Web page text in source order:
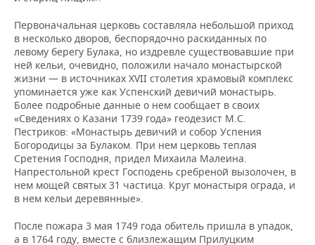
Первоначальная церковь составляла небольшой приход
в несколько дворов, беспорядочно раскиданных по
левому берегу Булака, но издревле существовавшие при
ней кельи, очевидно, положили начало монастырской
жизни — в источниках XVII столетия храмовый комплекс
упоминается уже как Успенский девичий монастырь.
Более подробные данные о нем сообщает в своих
«Сведениях о Казани 1739 го­да» геодезист М.С.
Пестриков: «Монастырь девичий и собор Успения
Богородицы за Булаком. При нем церковь теплая
Сретения Господня, придел Михаила Малеина.
Напрестольной крест Господень сребреной вызолочен, в
нем мощей святых 31 частица. Круг мона­стыря ограда, и
в нем кельи деревянные».
После пожара 3 мая 1749 года обитель пришла в упадок,
а в 1764 году, вместе с близлежащим Прилуцким